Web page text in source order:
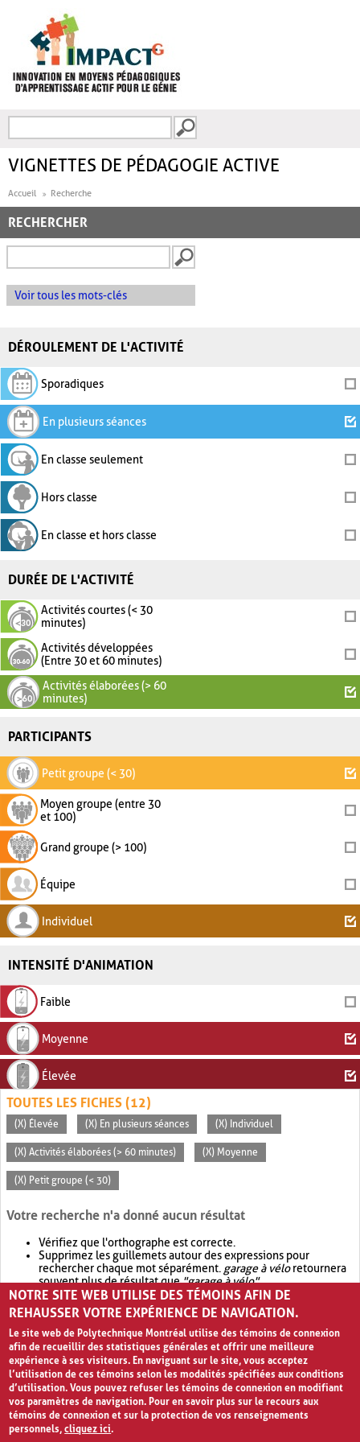
FORMULAIRE DE
VIGNETTES DE PÉDAGOGIE ACTIVE
Accueil Recherche
RECHERCHER
Voir tous les mots-clés
DÉROULEMENT DE L'ACTIVITÉ
Sporadiques
En plusieurs séances
En classe seulement
Hors classe
En classe et hors classe
DURÉE DE L'ACTIVITÉ
Activités courtes (< 30
minutes)
Activités développées
(Entre 30 et 60 minutes)
Activités élaborées (> 60
minutes)
PARTICIPANTS
Petit groupe (< 30)
Moyen groupe (entre 30
et 100)
Grand groupe (> 100)
Équipe
Individuel
INTENSITÉ D'ANIMATION
Faible
Moyenne
Élevée
TOUTES LES FICHES (12)
(X) Élevée (X) En plusieurs séances (X) Individuel
(X) Activités élaborées (> 60 minutes) (X) Moyenne
(X) Petit groupe (< 30)
Votre recherche n'a donné aucun résultat
Vérifiez que l'orthographe est correcte.
Supprimez les guillemets autour des expressions pour
rechercher chaque mot séparément. garage à véloretournera
souvent plus de résultat que"garage à vélo".
Envisagez d'élargir votre recherche avec OR.garage OR vélo
retournera souvent plus de résultat quegarage à vélo
NOTRE SITE WEB UTILISE DES TÉMOINS AFIN DE
REHAUSSER VOTRE EXPÉRIENCE DE NAVIGATION.
Le site web de Polytechnique Montréal utilise des témoins de connexion
afin de recueillir des statistiques générales et offrir une meilleure
expérience à ses visiteurs. En naviguant sur le site, vous acceptez
l’utilisation de ces témoins selon les modalités spécifiées aux conditions
d’utilisation. Vous pouvez refuser les témoins de connexion en modifiant
vos paramètres de navigation. Pour en savoir plus sur le recours aux
témoins de connexion et sur la protection de vos renseignements
personnels,cliquez ici.